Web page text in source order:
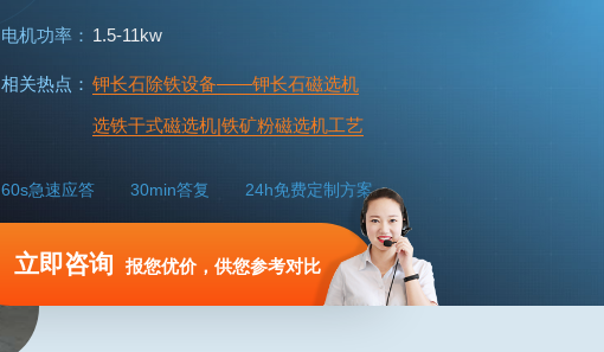
电机功率： 1.5-11kw
相关热点： 钾长石除铁设备——钾长石磁选机
选铁干式磁选机|铁矿粉磁选机工艺
60s急速应答 30min答复 24h免费定制方案
立即咨询 报您优价，供您参考对比